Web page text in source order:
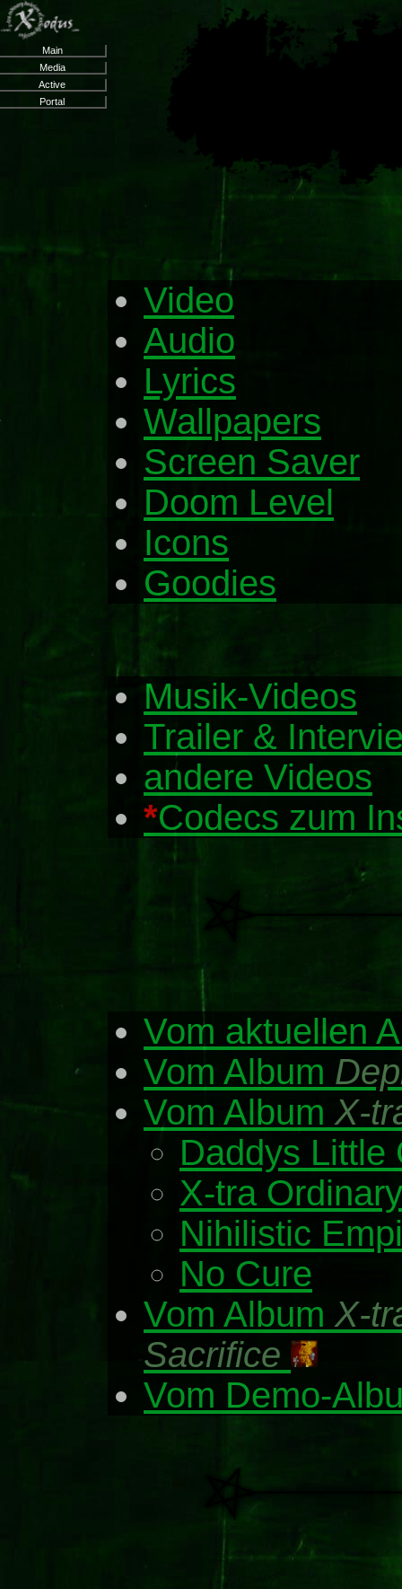
Main
Media
Active
Portal
Video
Audio
Lyrics
Wallpapers
Screen Saver
Doom Level
Icons
Goodies
Musik-Videos
Trailer &
andere Videos
*Codecs zum
Vom aktuellen
Vom Album
Vom Album X-
Daddys Little
X-tra Ordinary
Nihilistic
No Cure
Vom Album X-
Sacrifice
Vom Demo-